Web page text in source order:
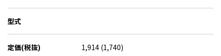
型式
定価(税抜) 1,914 (1,740)